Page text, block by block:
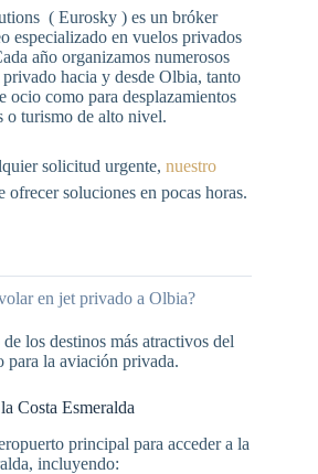
( Eurosky ) es un bróker
especializado en vuelos privados
año organizamos numerosos
hacia y desde Olbia, tanto
ocio como para desplazamientos
o turismo de alto nivel.
solicitud urgente, nuestro
ofrecer soluciones en pocas horas.
en jet privado a Olbia?
los destinos más atractivos del
para la aviación privada.
Costa Esmeralda
principal para acceder a la
incluyendo: